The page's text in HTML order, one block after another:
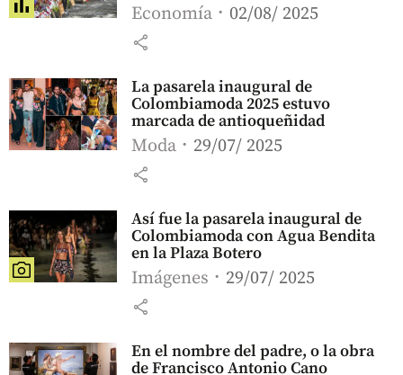
Economía 02/08/ 2025
share
La pasarela inaugural de
Colombiamoda 2025 estuvo
marcada de antioqueñidad
Moda 29/07/ 2025
share
Así fue la pasarela inaugural de
Colombiamoda con Agua Bendita
en la Plaza Botero
Imágenes 29/07/ 2025
share
En el nombre del padre, o la obra
de Francisco Antonio Cano